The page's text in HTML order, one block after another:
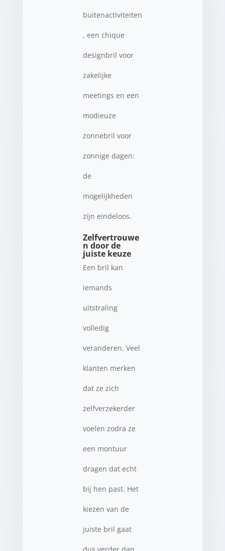
buitenactiviteiten
, een chique
designbril voor
zakelijke
meetings en een
modieuze
zonnebril voor
zonnige dagen:
de
mogelijkheden
zijn eindeloos.
Zelfvertrouwe
n door de
juiste keuze
Een bril kan
iemands
uitstraling
volledig
veranderen. Veel
klanten merken
dat ze zich
zelfverzekerder
voelen zodra ze
een montuur
dragen dat echt
bij hen past. Het
kiezen van de
juiste bril gaat
dus verder dan